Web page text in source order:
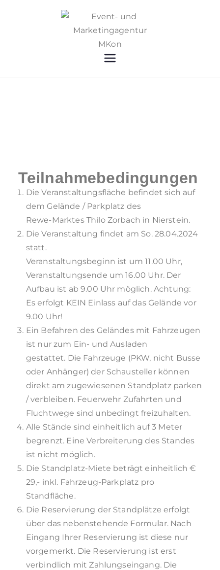
Teilnahmebedingungen
Die Veranstaltungsfläche befindet sich auf
dem Gelände / Parkplatz des
Rewe-Marktes Thilo Zorbach in Nierstein.
Die Veranstaltung findet am So. 28.04.2024
statt.
Veranstaltungsbeginn ist um 11.00 Uhr,
Veranstaltungsende um 16.00 Uhr. Der
Aufbau ist ab 9.00 Uhr möglich. Achtung:
Es erfolgt KEIN Einlass auf das Gelände vor
9.00 Uhr!
Ein Befahren des Geländes mit Fahrzeugen
ist nur zum Ein- und Ausladen
gestattet. Die Fahrzeuge (PKW, nicht Busse
oder Anhänger) der Schausteller können
direkt am zugewiesenen Standplatz parken
/ verbleiben. Feuerwehr Zufahrten und
Fluchtwege sind unbedingt freizuhalten.
Alle Stände sind einheitlich auf 3 Meter
begrenzt. Eine Verbreiterung des Standes
ist nicht möglich.
Die Standplatz-Miete beträgt einheitlich €
29,- inkl. Fahrzeug-Parkplatz pro
Standfläche.
Die Reservierung der Standplätze erfolgt
über das nebenstehende Formular. Nach
Eingang Ihrer Reservierung ist diese nur
vorgemerkt. Die Reservierung ist erst
verbindlich mit Zahlungseingang. Die